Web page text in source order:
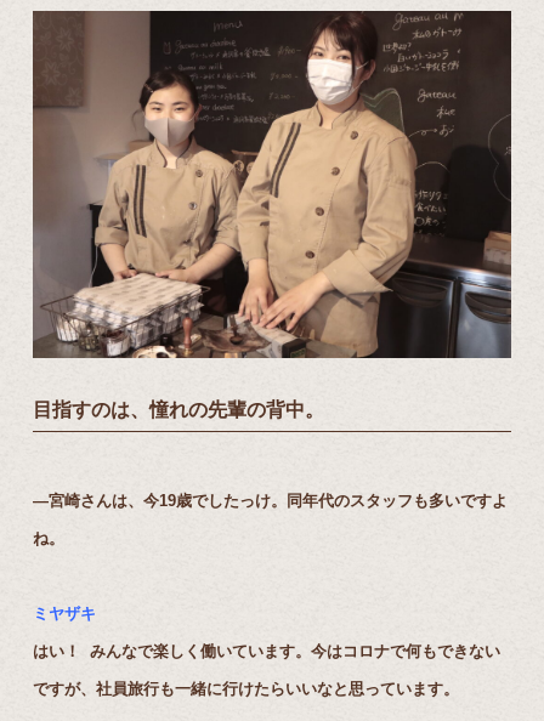
目指すのは、憧れの先輩の背中。
―宮崎さんは、今19歳でしたっけ。同年代のスタッフも多いですよ
ね。
ミヤザキ
はい！ みんなで楽しく働いています。今はコロナで何もできない
ですが、社員旅行も一緒に行けたらいいなと思っています。